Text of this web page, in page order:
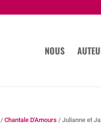
NOUS
/Chantale D'Amours / Julianne et